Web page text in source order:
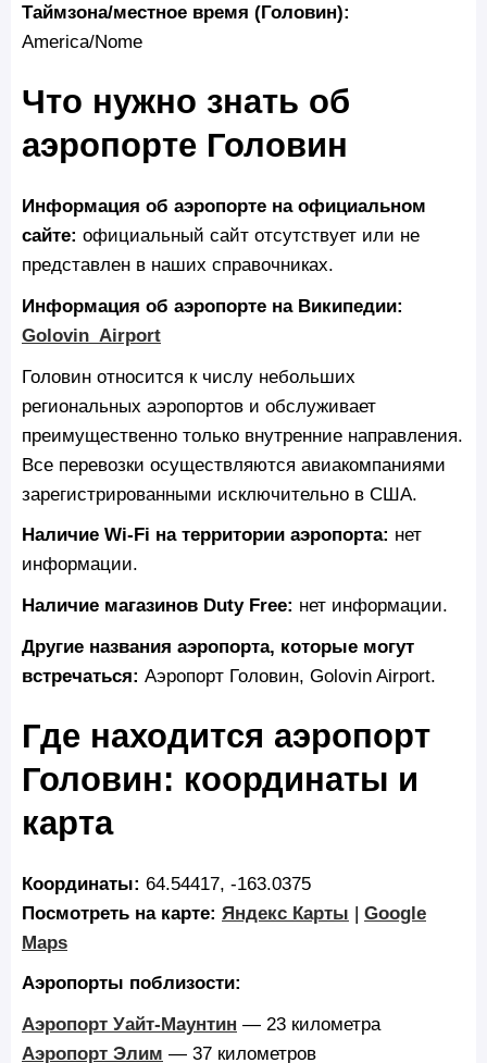
Таймзона/местное время (Головин):
America/Nome
Что нужно знать об
аэропорте Головин
Информация об аэропорте на официальном
сайте: официальный сайт отсутствует или не
представлен в наших справочниках.
Информация об аэропорте на Википедии:
Golovin_Airport
Головин относится к числу небольших
региональных аэропортов и обслуживает
преимущественно только внутренние направления.
Все перевозки осуществляются авиакомпаниями
зарегистрированными исключительно в США.
Наличие Wi‑Fi на территории аэропорта: нет
информации.
Наличие магазинов Duty Free: нет информации.
Другие названия аэропорта, которые могут
встречаться: Аэропорт Головин, Golovin Airport.
Где находится аэропорт
Головин: координаты и
карта
Координаты: 64.54417, -163.0375
Посмотреть на карте: Яндекс Карты | Google
Maps
Аэропорты поблизости:
Аэропорт Уайт-Маунтин — 23 километра
Аэропорт Элим — 37 километров